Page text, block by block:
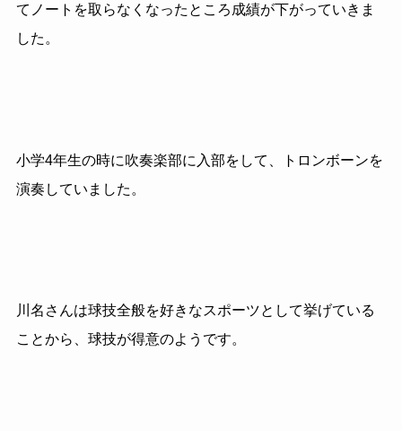
てノートを取らなくなったところ成績が下がっていきま
した。
小学4年生の時に吹奏楽部に入部をして、トロンボーンを
演奏していました。
川名さんは球技全般を好きなスポーツとして挙げている
ことから、球技が得意のようです。